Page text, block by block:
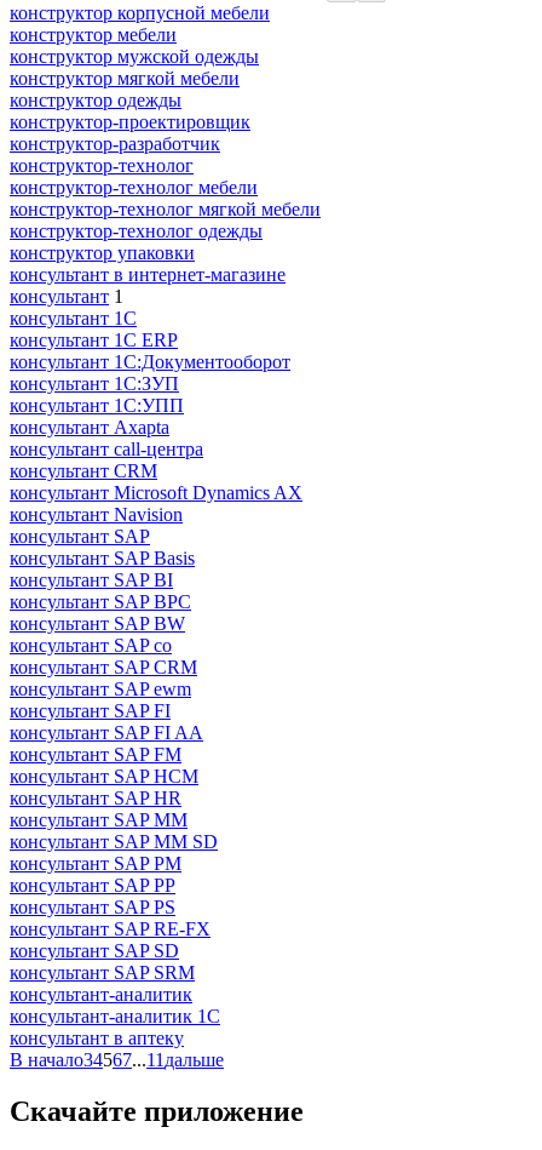
конструктор корпусной мебели
конструктор мебели
конструктор мужской одежды
конструктор мягкой мебели
конструктор одежды
конструктор-проектировщик
конструктор-разработчик
конструктор-технолог
конструктор-технолог мебели
конструктор-технолог мягкой мебели
конструктор-технолог одежды
конструктор упаковки
консультaнт в интернет-мaгазине
консультант 1
консультант 1С
консультант 1С ERP
консультант 1С:Документооборот
консультант 1С:ЗУП
консультант 1С:УПП
консультант Axapta
консультант call-центра
консультант CRM
консультант Microsoft Dynamics AX
консультант Navision
консультант SAP
консультант SAP Basis
консультант SAP BI
консультант SAP BPC
консультант SAP BW
консультант SAP co
консультант SAP CRM
консультант SAP ewm
консультант SAP FI
консультант SAP FI AA
консультант SAP FM
консультант SAP HCM
консультант SAP HR
консультант SAP MM
консультант SAP MM SD
консультант SAP PM
консультант SAP PP
консультант SAP PS
консультант SAP RE-FX
консультант SAP SD
консультант SAP SRM
консультант-аналитик
консультант-аналитик 1С
консультант в аптеку
В начало34567...11 дальше
Скачайте приложение